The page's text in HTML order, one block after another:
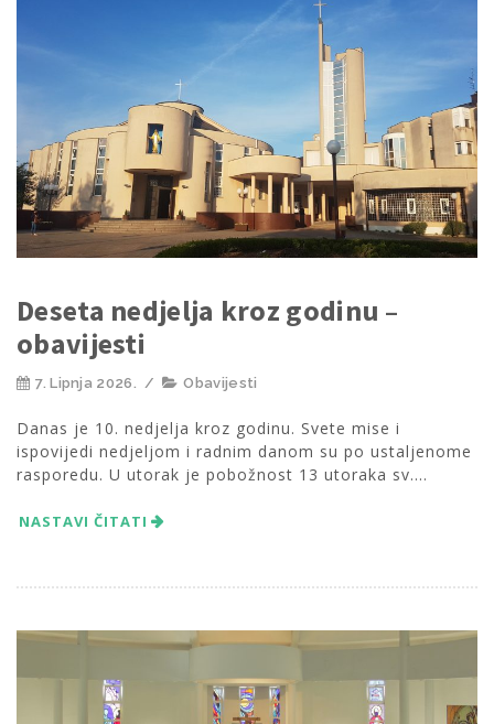
Deseta nedjelja kroz godinu –
obavijesti
7. Lipnja 2026. / Obavijesti
Danas je 10. nedjelja kroz godinu. Svete mise i
ispovijedi nedjeljom i radnim danom su po ustaljenome
rasporedu. U utorak je pobožnost 13 utoraka sv....
NASTAVI ČITATI